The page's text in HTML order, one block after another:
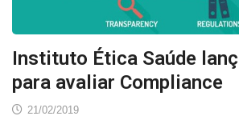
Instituto Ética Saúde
para avaliar Compliance
21/02/2019